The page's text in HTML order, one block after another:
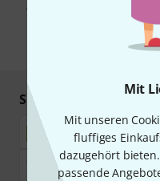
Mit
Mit unseren
fluffiges
dazugehört
passende
Abmeldung ist jederzeit
unseren
*
Sicher einkaufen &